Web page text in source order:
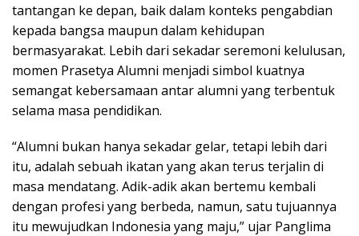
tantangan ke depan, baik dalam konteks pengabdian
kepada bangsa maupun dalam kehidupan
bermasyarakat. Lebih dari sekadar seremoni kelulusan,
momen Prasetya Alumni menjadi simbol kuatnya
semangat kebersamaan antar alumni yang terbentuk
selama masa pendidikan.
“Alumni bukan hanya sekadar gelar, tetapi lebih dari
itu, adalah sebuah ikatan yang akan terus terjalin di
masa mendatang. Adik-adik akan bertemu kembali
dengan profesi yang berbeda, namun, satu tujuannya
itu mewujudkan Indonesia yang maju,” ujar Panglima